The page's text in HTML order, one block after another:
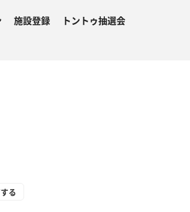
施設登録 トントゥ抽選会
る